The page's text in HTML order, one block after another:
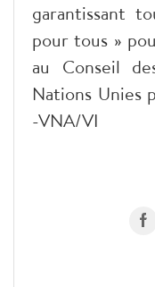
garantissant
pour tous »
au Conseil
Nations Unies
-VNA/VI